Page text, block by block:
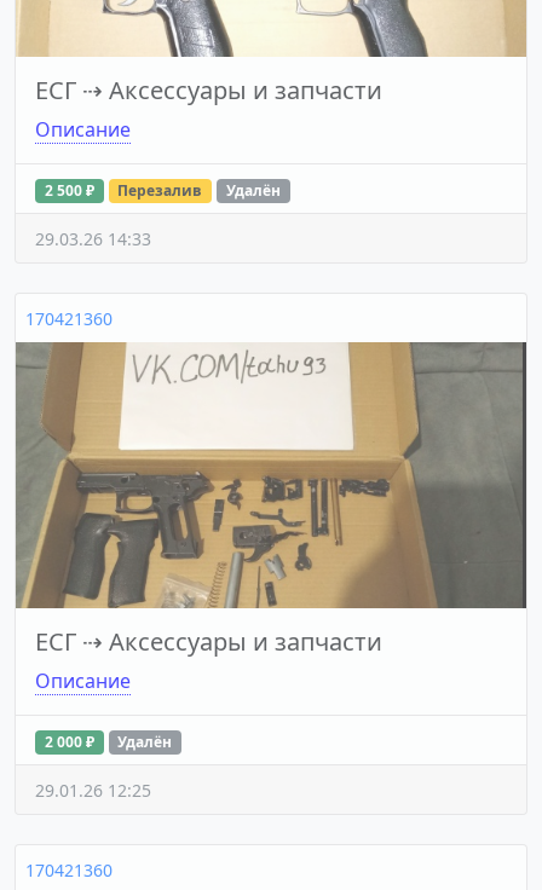
ЕСГ ⇢ Аксессуары и запчасти
Описание
2 500 ₽ Перезалив Удалён
29.03.26 14:33
170421360
ЕСГ ⇢ Аксессуары и запчасти
Описание
2 000 ₽ Удалён
29.01.26 12:25
170421360